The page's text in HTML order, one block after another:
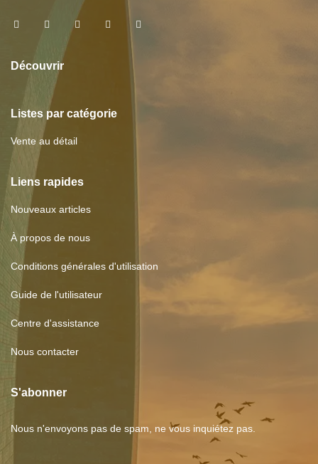
Découvrir
Listes par catégorie
Vente au détail
Liens rapides
Nouveaux articles
À propos de nous
Conditions générales d'utilisation
Guide de l'utilisateur
Centre d'assistance
Nous contacter
S'abonner
Nous n'envoyons pas de spam, ne vous inquiétez pas.